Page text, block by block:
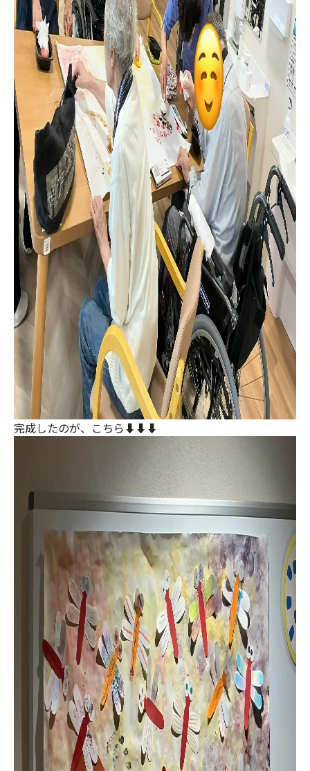
完成したのが、こちら⬇️⬇️⬇️